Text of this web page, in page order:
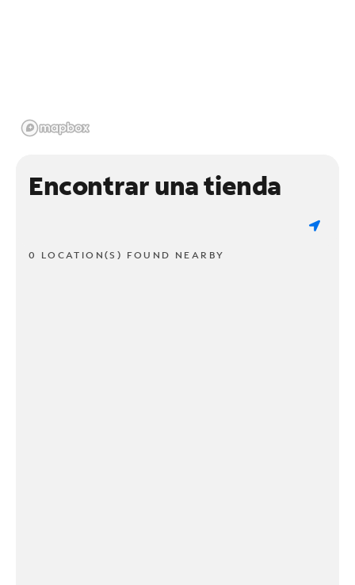
Encontrar una tienda
0 LOCATION(S) FOUND NEARBY